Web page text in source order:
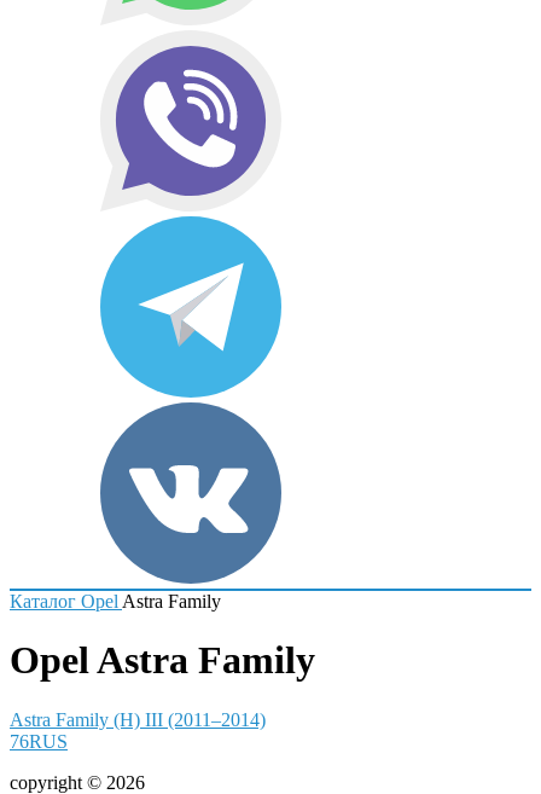
Каталог Opel Astra Family
Opel Astra Family
Astra Family (H) III (2011–2014)
76RUS
copyright © 2026